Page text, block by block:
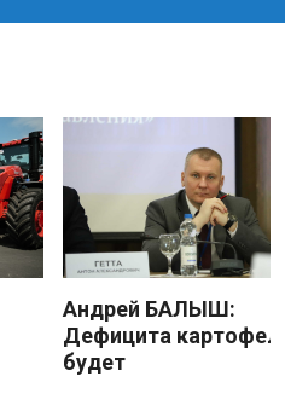
Андрей БАЛЫШ:
Дефицита
будет